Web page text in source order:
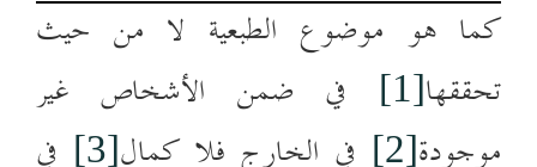
كما هو موضوع الطبعية لا من حيث
تحققها[1]
في ضمن الأشخاص غير
موجودة[2] في الخارج فلا كمال[3] في